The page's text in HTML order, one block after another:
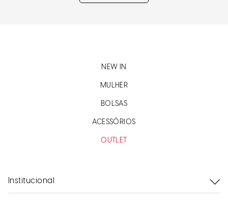
NEW IN
MULHER
BOLSAS
ACESSÓRIOS
OUTLET
Institucional